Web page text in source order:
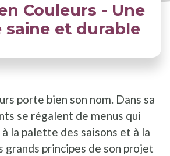
Couleurs - Une
saine et durable
porte bien son nom. Dans sa
se régalent de menus qui
la palette des saisons et à la
grands principes de son projet